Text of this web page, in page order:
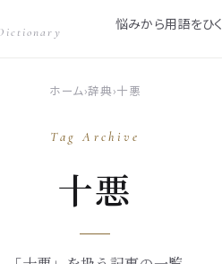
悩みから用語をひく
ホーム›辞典›十悪
Tag Archive
十悪